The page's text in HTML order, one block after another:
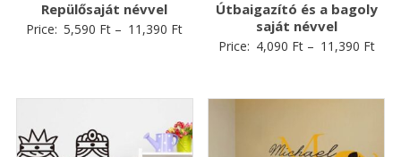
Repülősaját névvel
Price: 5,590 Ft – 11,390 Ft
Útbaigazító és a bagoly
saját névvel
Price: 4,090 Ft– 11,390 Ft